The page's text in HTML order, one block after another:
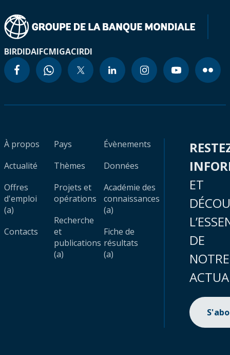
BIRDIDAIFCMIGACIRDI
À propos
Actualité
Offres
d'emploi
(a)
Contacts
Pays
Thèmes
Projets et
opérations
Recherche
et
publications
(a)
Évènements
Données
Académie des
connaissances
(a)
Fiche de
résultats
(a)
ET
DE
NOTRE